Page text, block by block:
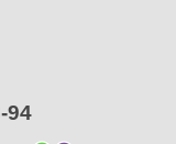
94